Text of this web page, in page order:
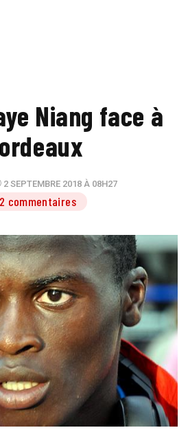
Niang face à
2 SEPTEMBRE 2018 À 08H27
commentaires